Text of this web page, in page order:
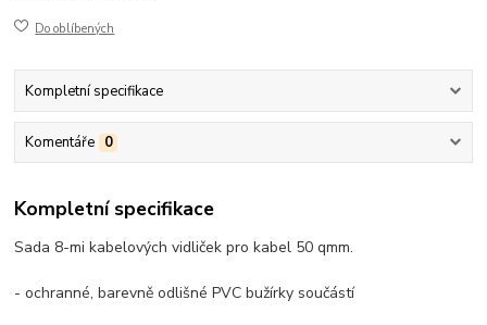
Do oblíbených
Kompletní specifikace
Komentáře 0
Kompletní specifikace
Sada 8-mi kabelových vidliček pro kabel 50 qmm.
- ochranné, barevně odlišné PVC bužírky součástí